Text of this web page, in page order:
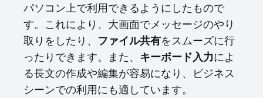
パソコン上で利用できるようにしたもので
す。これにより、大画面でメッセージのやり
取りをしたり、 ファイル共有をスムーズに行
ったりできます。また、 キーボード入力によ
る長文の作成や編集が容易になり、ビジネス
シーンでの利用にも適しています。